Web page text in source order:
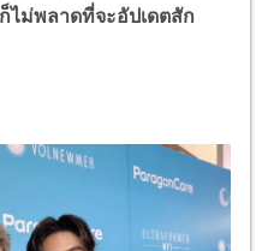
ไม่พลาดที่จะอัปเดตสัก